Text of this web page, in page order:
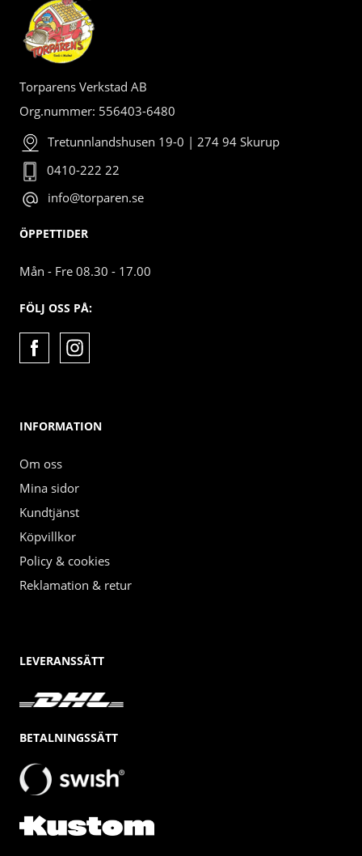
Torparens Verkstad AB
Org.nummer: 556403-6480
Tretunnlandshusen 19-0 | 274 94 Skurup
0410-222 22
info@torparen.se
ÖPPETTIDER
Mån - Fre 08.30 - 17.00
FÖLJ OSS PÅ:
INFORMATION
Om oss
Mina sidor
Kundtjänst
Köpvillkor
Policy & cookies
Reklamation & retur
LEVERANSSÄTT
BETALNINGSSÄTT